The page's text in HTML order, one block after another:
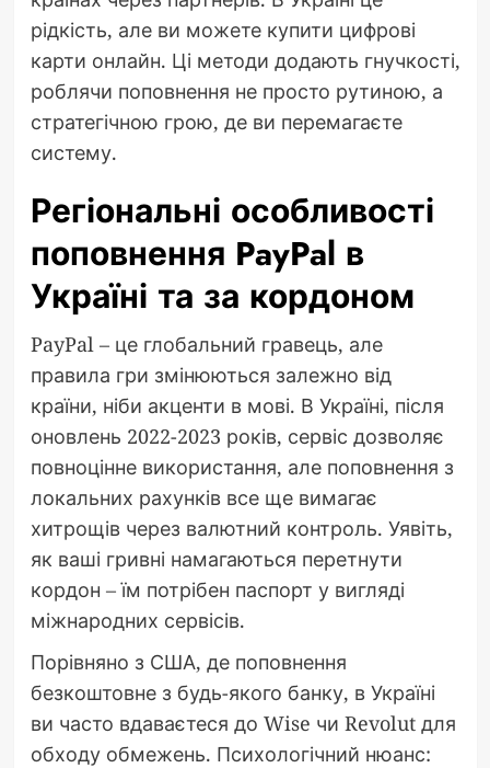
рідкість, але ви можете купити цифрові
карти онлайн. Ці методи додають гнучкості,
роблячи поповнення не просто рутиною, а
стратегічною грою, де ви перемагаєте
систему.
Регіональні особливості
поповнення PayPal в
Україні та за кордоном
PayPal – це глобальний гравець, але
правила гри змінюються залежно від
країни, ніби акценти в мові. В Україні, після
оновлень 2022-2023 років, сервіс дозволяє
повноцінне використання, але поповнення з
локальних рахунків все ще вимагає
хитрощів через валютний контроль. Уявіть,
як ваші гривні намагаються перетнути
кордон – їм потрібен паспорт у вигляді
міжнародних сервісів.
Порівняно з США, де поповнення
безкоштовне з будь-якого банку, в Україні
ви часто вдаваєтеся до Wise чи Revolut для
обходу обмежень. Психологічний нюанс: